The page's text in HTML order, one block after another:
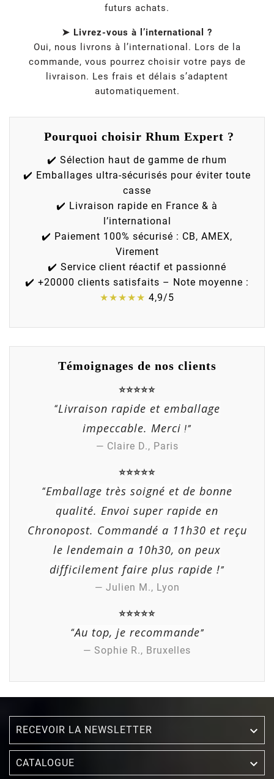
(1 avis)
futurs achats.
➤ Livrez-vous à l’international ?
Oui, nous livrons à l’international. Lors de la
commande, vous pourrez choisir votre pays de
livraison. Les frais et délais s’adaptent
automatiquement.
Pourquoi choisir Rhum Expert ?
✔️ Sélection haut de gamme de rhum
✔️ Emballages ultra-sécurisés pour éviter toute
casse
✔️ Livraison rapide en France & à
l’international
✔️ Paiement 100% sécurisé : CB, AMEX,
Virement
✔️ Service client réactif et passionné
✔️ +20000 clients satisfaits – Note moyenne :
★★★★★ 4,9/5
Témoignages de nos clients
⭐⭐⭐⭐⭐
“Livraison rapide et emballage
impeccable. Merci !”
— Claire D., Paris
⭐⭐⭐⭐⭐
“Emballage très soigné et de bonne
qualité. Envoi super rapide en
Chronopost. Commandé a 11h30 et reçu
le lendemain a 10h30, on peux
difficilement faire plus rapide !”
— Julien M., Lyon
⭐⭐⭐⭐⭐
“Au top, je recommande”
— Sophie R., Bruxelles
RECEVOIR LA NEWSLETTER 
CATALOGUE 